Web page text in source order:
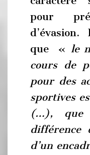
pour
que « le
cours de
pour des
sportives
(…), que
différence
d’un